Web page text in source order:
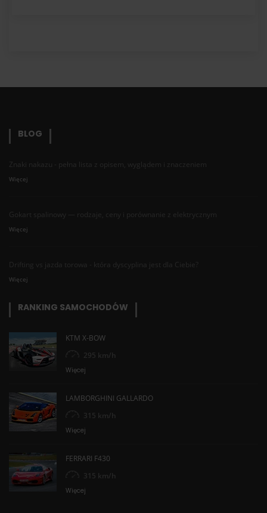
BLOG
Znaki nakazu - pełna lista z opisem, wyglądem i znaczeniem
Więcej
Gokart spalinowy — rodzaje, ceny i porównanie z elektrycznym
Więcej
Drifting vs jazda torowa - która dyscyplina jest dla Ciebie?
Więcej
RANKING SAMOCHODÓW
KTM X-BOW
295 km/h
Więcej
LAMBORGHINI GALLARDO
315 km/h
Więcej
FERRARI F430
315 km/h
Więcej